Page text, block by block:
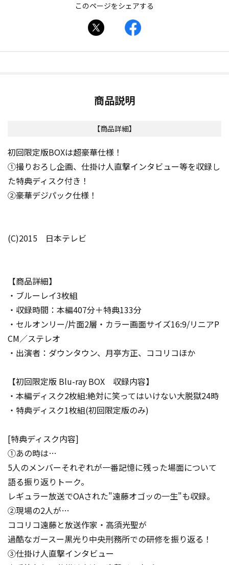
このページをシェアする
商品説明
【商品詳細】
初回限定版BOXは超豪華仕様！
①撮りおろし企画、仕掛け人直撃インタビュー等を収録し
た特典ディスク付き！
②豪華デジパック仕様！
(C)2015 日本テレビ
【商品詳細】
・ブルーレイ3枚組
・収録時間：本編407分＋特典133分
・セルオンリー/片面2層・カラー画面サイズ16:9/リニアP
CM／ステレオ
・出演者：ダウンタウン、月亭方正、ココリコほか
【初回限定版 Blu-ray BOX 収録内容】
・本編ディスク2枚組:絶対に笑ってはいけない大脱獄24時
・特典ディスク1枚組(初回限定版のみ)
[特典ディスク内容]
①あの時は…
5人のメンバーそれぞれが一番記憶に残った場面について
語る振り返りトーク。
レギュラー放送でOAされた"遠藤オゴッの一生"も収録。
②現場の2人が…
ココリコ遠藤と放送作家・高須光聖が
過酷なガースー黒光り中央刑務所での研修を振り返る！
③仕掛け人直撃インタビュー